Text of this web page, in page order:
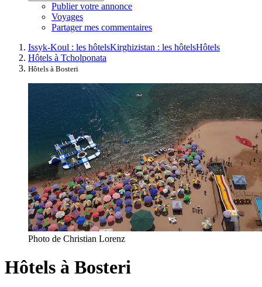
Publier votre annonce
Voyages
Partager mes commentaires
Issyk-Koul : les hôtelsKirghizistan : les hôtelsHôtels
Hôtels à Tcholponata
Hôtels à Bosteri
Photo de Christian Lorenz
Hôtels à Bosteri